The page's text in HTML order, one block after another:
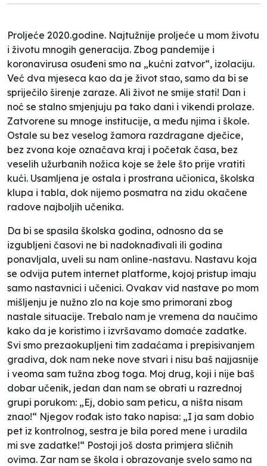
Proljeće 2020.godine. Najtužnije proljeće u mom životu
i životu mnogih generacija. Zbog pandemije i
koronavirusa osuđeni smo na „kućni zatvor“, izolaciju.
Već dva mjeseca kao da je život stao, samo da bi se
spriječilo širenje zaraze. Ali život ne smije stati! Dan i
noć se stalno smjenjuju pa tako dani i vikendi prolaze.
Zatvorene su mnoge institucije, a među njima i škole.
Ostale su bez veselog žamora razdragane dječice,
bez zvona koje označava kraj i početak časa, bez
veselih užurbanih nožica koje se žele što prije vratiti
kući. Usamljena je ostala i prostrana učionica, školska
klupa i tabla, dok nijemo posmatra na zidu okačene
radove najboljih učenika.
Da bi se spasila školska godina, odnosno da se
izgubljeni časovi ne bi nadoknađivali ili godina
ponavljala, uveli su nam online-nastavu. Nastavu koja
se odvija putem internet platforme, kojoj pristup imaju
samo nastavnici i učenici. Ovakav vid nastave po mom
mišljenju je nužno zlo na koje smo primorani zbog
nastale situacije. Trebalo nam je vremena da naučimo
kako da je koristimo i izvršavamo domaće zadatke.
Svi smo prezaokupljeni tim zadaćama i prepisivanjem
gradiva, dok nam neke nove stvari i nisu baš najjasnije
i veoma sam tužna zbog toga. Moj drug, koji i nije baš
dobar učenik, jedan dan nam se obrati u razrednoj
grupi porukom: „Ej, dobio sam peticu, a ništa nisam
znao!“ Njegov rođak isto tako napisa: „I ja sam dobio
pet iz kontrolnog, sestra je bila pored mene i uradila
mi sve zadatke!“ Postoji još dosta primjera sličnih
ovima. Zar nam se škola i obrazovanje svelo samo na